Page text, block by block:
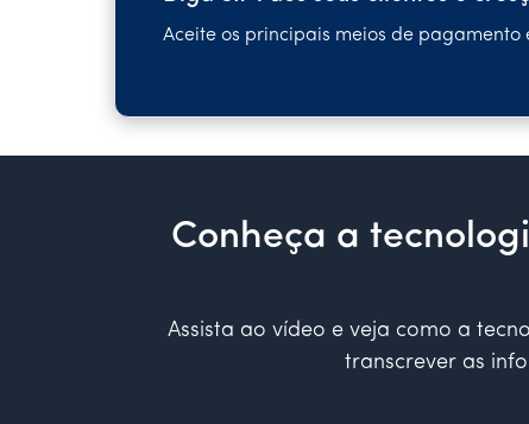
Aceite os principais meios de
Conheça a
Assista ao vídeo e veja como a
transcrever as